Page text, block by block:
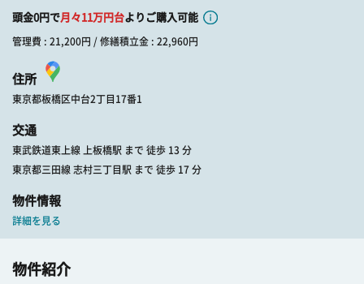
頭金0円で月々11 万円台よりご購入可能
管理費 : 21,200円 / 修繕積立金 : 22,960円
住所
東京都板橋区中台2丁目17番1
交通
東武鉄道東上線 上板橋駅 まで 徒歩 13 分
東京都三田線 志村三丁目駅 まで 徒歩 17 分
物件情報
詳細を見る
物件紹介